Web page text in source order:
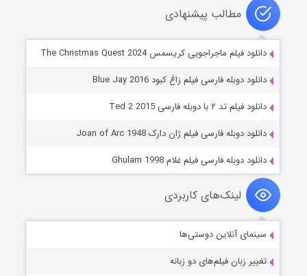
مطالب پیشنهادی
دانلود فیلم ماجراجویی کریسمس The Christmas Quest 2024
دانلود دوبله فارسی فیلم زاغ کبود Blue Jay 2016
دانلود فیلم تد ۲ با دوبله فارسی Ted 2 2015
دانلود دوبله فارسی فیلم ژان دارک Joan of Arc 1948
دانلود دوبله فارسی فیلم غلام Ghulam 1998
لینک‌های کاربردی
سینمای آنلاین دوستی‌ها
تغییر زبان فیلم‌های دو زبانه